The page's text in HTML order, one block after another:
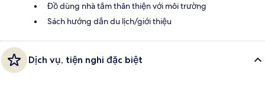
Đồ dùng nhà tắm thân thiện với môi trường
Sách hướng dẫn du lịch/giới thiệu
Dịch vụ, tiện nghi đặc biệt